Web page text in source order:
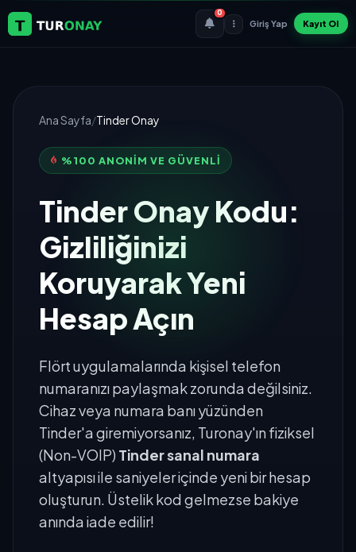
0
Giriş Yap Kayıt Ol
Ana Sayfa/Tinder Onay
%100 ANONIM VE GÜVENLI
Tinder Onay Kodu:
Gizliliğinizi
Koruyarak Yeni
Hesap Açın
Flört uygulamalarında kişisel telefon
numaranızı paylaşmak zorunda değilsiniz.
Cihaz veya numara banı yüzünden
Tinder'a giremiyorsanız, Turonay'ın fiziksel
(Non-VOIP) Tinder sanal numara
altyapısı ile saniyeler içinde yeni bir hesap
oluşturun. Üstelik kod gelmezse bakiye
anında iade edilir!